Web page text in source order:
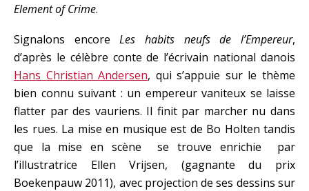
Element of Crime.
Signalons encoreLes habits neufs de l’Empereur,
d’après le célèbre conte de l’écrivain national danois
Hans Christian Andersen, qui s’appuie sur le thème
bien connu suivant : un empereur vaniteux se laisse
flatter par des vauriens. Il finit par marcher nu dans
les rues. La mise en musique est de Bo Holten tandis
que la mise en scène se trouve enrichie par
l’illustratrice Ellen Vrijsen, (gagnante du prix
Boekenpauw 2011), avec projection de ses dessins sur